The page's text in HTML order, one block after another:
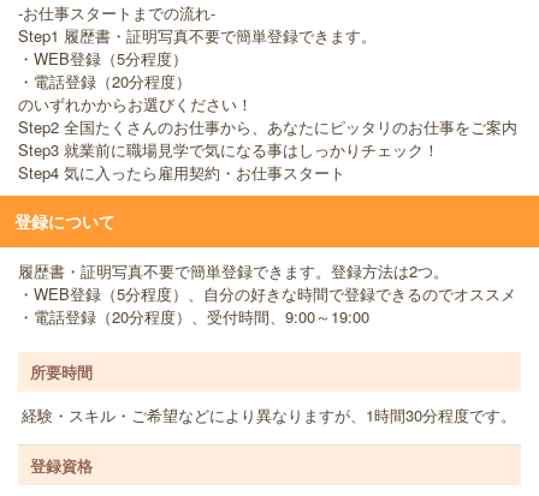
-お仕事スタートまでの流れ-
Step1 履歴書・証明写真不要で簡単登録できます。
・WEB登録（5分程度）
・電話登録（20分程度）
のいずれかからお選びください！
Step2 全国たくさんのお仕事から、あなたにピッタリのお仕事をご案内
Step3 就業前に職場見学で気になる事はしっかりチェック！
Step4 気に入ったら雇用契約・お仕事スタート
登録について
履歴書・証明写真不要で簡単登録できます。登録方法は2つ。
・WEB登録（5分程度）、自分の好きな時間で登録できるのでオススメ
・電話登録（20分程度）、受付時間、9:00～19:00
所要時間
経験・スキル・ご希望などにより異なりますが、1時間30分程度です。
登録資格